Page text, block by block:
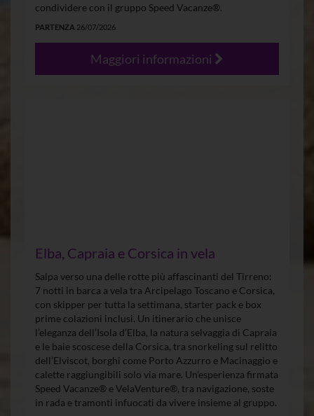
condividere con il gruppo Speed Vacanze®.
PARTENZA 26/07/2026
Maggiori informazioni
Elba, Capraia e Corsica in vela
Salpa verso una delle rotte più affascinanti del Tirreno:
7 notti in barca a vela tra Arcipelago Toscano e Corsica,
con skipper per tutta la settimana, starter pack e box
prime colazioni inclusi. Un itinerario che unisce
l’eleganza dell’Isola d’Elba, la natura selvaggia di Capraia
e le baie scoscese della Corsica, tra snorkeling sul relitto
dell’Elviscot, borghi come Porto Azzurro e Macinaggio e
calette raggiungibili solo via mare. Un’esperienza firmata
Speed Vacanze® e VelaVenture®, tra navigazione, soste
in rada e tramonti infuocati da vivere insieme al gruppo.